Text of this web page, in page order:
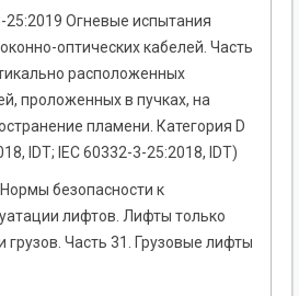
25:2019 Огневые испытания
оптических кабелей. Часть
расположенных
проложенных в пучках, на
пламени. Категория D
IDT; IEC 60332-3-25:2018, IDT)
безопасности к
лифтов. Лифты только
грузов. Часть 31. Грузовые лифты